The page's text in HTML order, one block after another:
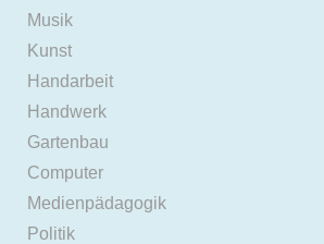
Musik
Kunst
Handarbeit
Handwerk
Gartenbau
Computer
Medienpädagogik
Politik